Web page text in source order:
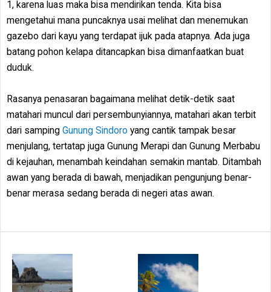
1, karena luas maka bisa mendirikan tenda. Kita bisa
mengetahui mana puncaknya usai melihat dan menemukan
gazebo dari kayu yang terdapat ijuk pada atapnya. Ada juga
batang pohon kelapa ditancapkan bisa dimanfaatkan buat
duduk.
Rasanya penasaran bagaimana melihat detik-detik saat
matahari muncul dari persembunyiannya, matahari akan terbit
dari samping Gunung Sindoro yang cantik tampak besar
menjulang, tertatap juga Gunung Merapi dan Gunung Merbabu
di kejauhan, menambah keindahan semakin mantab. Ditambah
awan yang berada di bawah, menjadikan pengunjung benar-
benar merasa sedang berada di negeri atas awan.